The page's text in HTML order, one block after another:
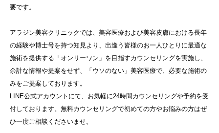
要です。
アラジン美容クリニックでは、美容医療および美容皮膚における長年
の経験や博士号を持つ知見より、出逢う皆様のお一人ひとりに最適な
施術を提供する「オンリーワン」を目指すカウンセリングを実施し、
余計な情報や提案をせず、「ウソのない」美容医療で、必要な施術の
みをご提案しております。
LINE公式アカウントにて、お気軽に24時間カウンセリングや予約を受
付しております。無料カウンセリングで初めての方やお悩みの方はぜ
ひ一度ご相談くださいませ。